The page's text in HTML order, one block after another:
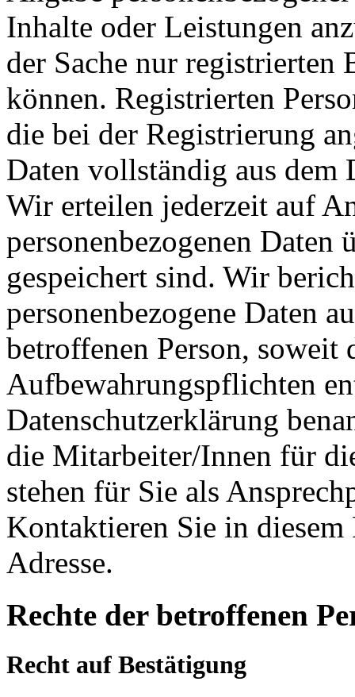
Inhalte oder Leistungen
der Sache nur registrierten
können. Registrierten
die bei der Registrierung
Daten vollständig aus dem
Wir erteilen jederzeit auf
personenbezogenen Daten
gespeichert sind. Wir
personenbezogene Daten
betroffenen Person, soweit
Aufbewahrungspflichten
Datenschutzerklärung
die Mitarbeiter/Innen für
stehen für Sie als
Kontaktieren Sie in
Adresse.
Rechte der betroffenen
Recht auf Bestätigung